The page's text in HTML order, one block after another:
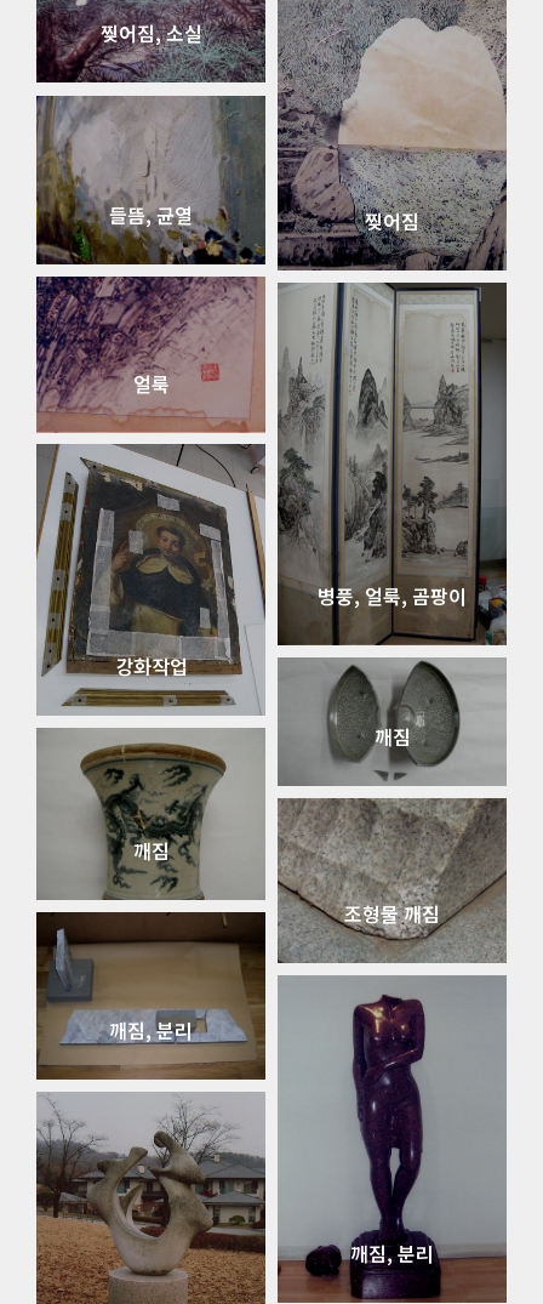
찢어짐
찢어짐, 소실
들뜸, 균열
얼룩
병풍, 얼룩, 곰팡이
강화작업
깨짐
깨짐
조형물 깨짐
깨짐, 분리
깨짐, 분리